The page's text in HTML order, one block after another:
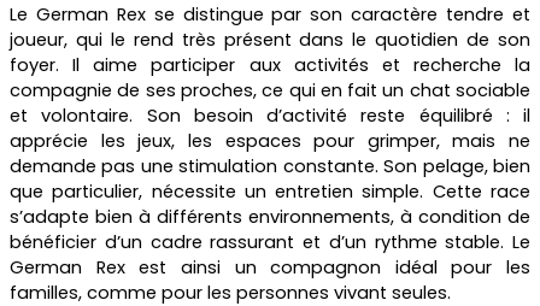
Le German Rex se distingue par son caractère tendre et
joueur, qui le rend très présent dans le quotidien de son
foyer. Il aime participer aux activités et recherche la
compagnie de ses proches, ce qui en fait un chat sociable
et volontaire. Son besoin d’activité reste équilibré : il
apprécie les jeux, les espaces pour grimper, mais ne
demande pas une stimulation constante. Son pelage, bien
que particulier, nécessite un entretien simple. Cette race
s’adapte bien à différents environnements, à condition de
bénéficier d’un cadre rassurant et d’un rythme stable. Le
German Rex est ainsi un compagnon idéal pour les
familles, comme pour les personnes vivant seules.